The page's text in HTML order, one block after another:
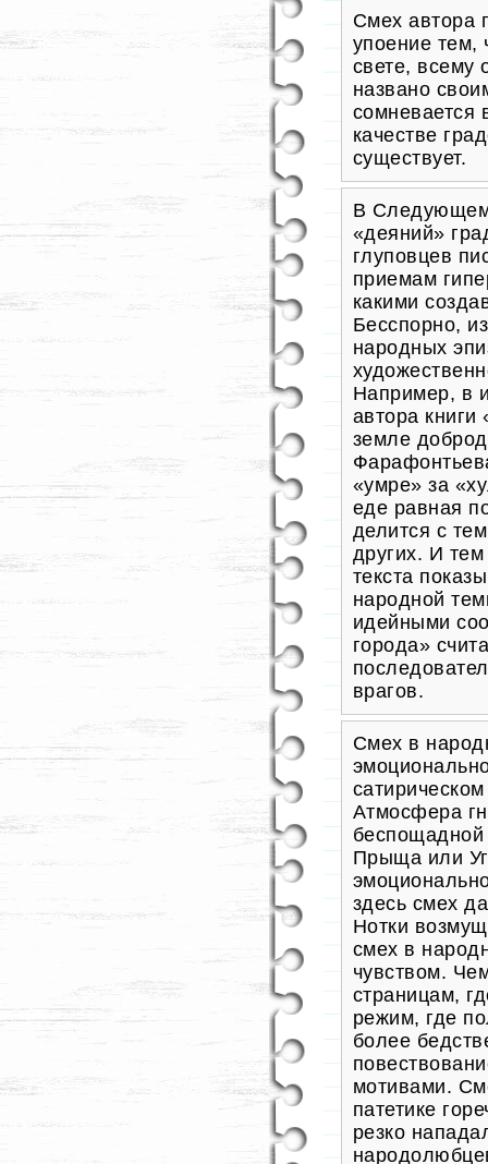
Смех автора
упоение тем,
свете, всему
названо
сомневается
качестве
существует.
В Следующем
«деяний»
глуповцев
приемам
какими
Бесспорно,
народных
Например, в
автора
земле
«умре» за
еде равная
делится с
других. И тем
текста
народной
идейными
города»
врагов.
Смех в
Атмосфера
беспощадной
Прыща или
здесь смех
Нотки
смех в
чувством.
страницам,
режим, где
более
мотивами. См
патетике
резко